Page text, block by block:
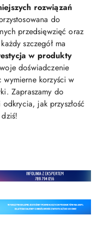
rozwiązań
do
przedsięwzięć oraz
szczegół ma
w produkty
doświadczenie
wymierne korzyści w
Zapraszamy do
jak przyszłość